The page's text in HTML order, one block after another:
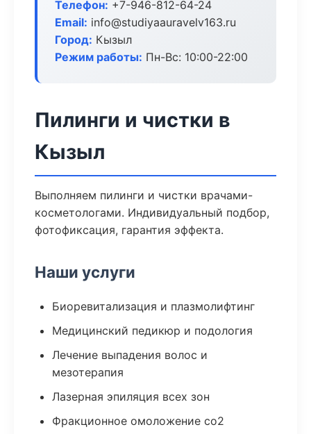
Телефон: +7-946-812-64-24
Email: info@studiyaauravelv163.ru
Город: Кызыл
Режим работы: Пн-Вс: 10:00-22:00
Пилинги и чистки в
Кызыл
Выполняем пилинги и чистки врачами-
косметологами. Индивидуальный подбор,
фотофиксация, гарантия эффекта.
Наши услуги
Биоревитализация и плазмолифтинг
Медицинский педикюр и подология
Лечение выпадения волос и
мезотерапия
Лазерная эпиляция всех зон
Фракционное омоложение co2